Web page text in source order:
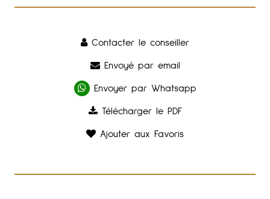
Contacter le conseiller
Envoyé par email
Envoyer par Whatsapp
Télécharger le PDF
Ajouter aux Favoris